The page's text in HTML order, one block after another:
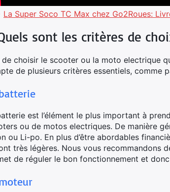
La Super Soco TC Max chez Go2Roues:
sont les critères de
choisir le scooter ou la moto electrique
de plusieurs critères essentiels, comme
est l’élément le plus important à
ou de motos electriques. De manière
ou Li-po. En plus d’être abordables
très légères. Nous vous recommandons
de réguler le bon fonctionnement et